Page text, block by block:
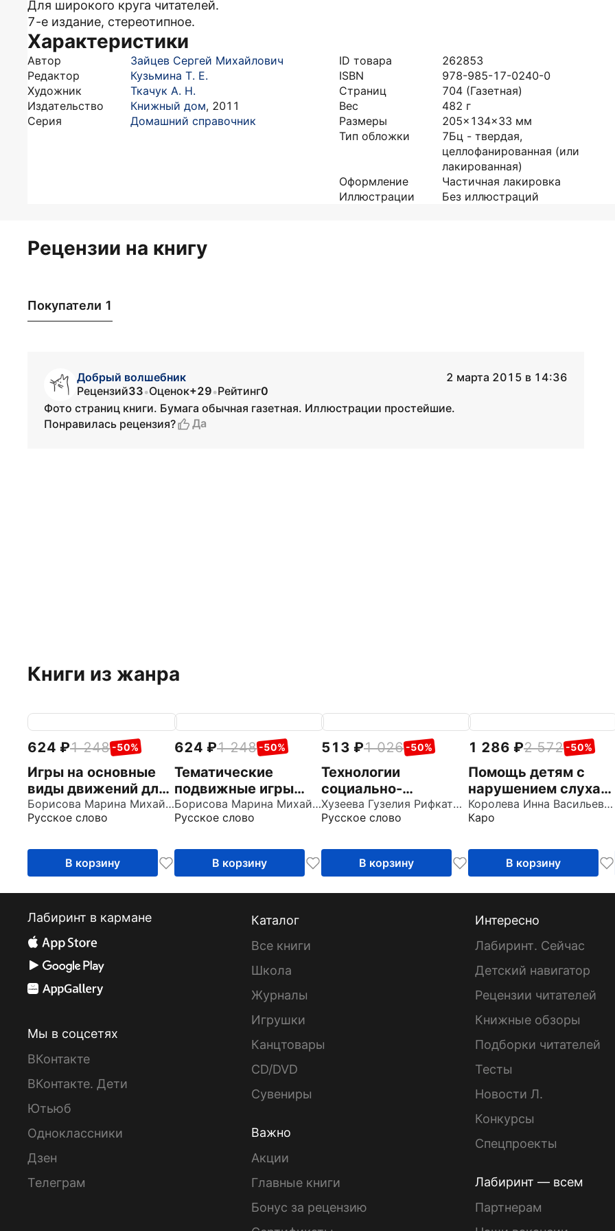
Для широкого круга читателей.
7-е издание, стереотипное.
Характеристики
Автор
Зайцев Сергей Михайлович
Редактор
Кузьмина Т. Е.
Художник
Ткачук А. Н.
Издательство
Книжный дом, 2011
Серия
Домашний справочник
ID товара
262853
ISBN
978-985-17-0240-0
Страниц
704 (Газетная)
Вес
482 г
Размеры
205x134x33 мм
Тип обложки
7Бц - твердая,
целлофанированная (или
лакированная)
Оформление
Частичная лакировка
Иллюстрации
Без иллюстраций
Рецензии на книгу
Покупатели 1
Добрый волшебник
2 марта 2015 в 14:36
Рецензий33•Оценок+29•Рейтинг0
Фото страниц книги. Бумага обычная газетная. Иллюстрации простейшие.
Понравилась рецензия?
Да
Книги из жанра
624 1 248 -50%
Игры на основные
виды движений для
детей от 2 до 7 лет Борисова Марина Михайловна
Русское слово
В корзину
624 1 248 -50%
Тематические
подвижные игры
для детей от 2 до 7
лет
Борисова Марина Михайловна
Русское слово
В корзину
513 1 026 -50%
Технологии
социально-
коммуникативного
развития детей
возраста.
Методическое
Хузеева Гузелия Рифкатовна
Русское слово
В корзину
1 286 2 572 -50%
Помощь детям с
нарушением слуха.
Руководство для
родителей и
Королева Инна Васильевна
Каро
В корзину
Лабиринт в кармане
Мы в соцсетях
ВКонтакте
ВКонтакте. Дети
Ютьюб
Одноклассники
Дзен
Телеграм
Каталог
Все книги
Школа
Журналы
Игрушки
Канцтовары
CD/DVD
Сувениры
Важно
Акции
Главные книги
Бонус за рецензию
Интересно
Лабиринт. Сейчас
Детский навигатор
Рецензии читателей
Книжные обзоры
Подборки читателей
Тесты
Новости Л.
Конкурсы
Спецпроекты
Лабиринт — всем
Партнерам